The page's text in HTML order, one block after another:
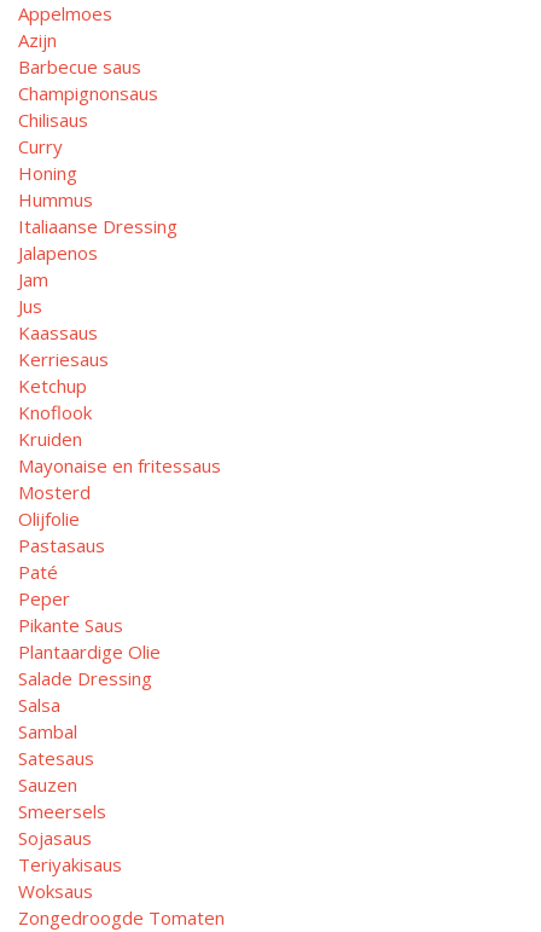
Appelmoes
Azijn
Barbecue saus
Champignonsaus
Chilisaus
Curry
Honing
Hummus
Italiaanse Dressing
Jalapenos
Jam
Jus
Kaassaus
Kerriesaus
Ketchup
Knoflook
Kruiden
Mayonaise en fritessaus
Mosterd
Olijfolie
Pastasaus
Paté
Peper
Pikante Saus
Plantaardige Olie
Salade Dressing
Salsa
Sambal
Satesaus
Sauzen
Smeersels
Sojasaus
Teriyakisaus
Woksaus
Zongedroogde Tomaten